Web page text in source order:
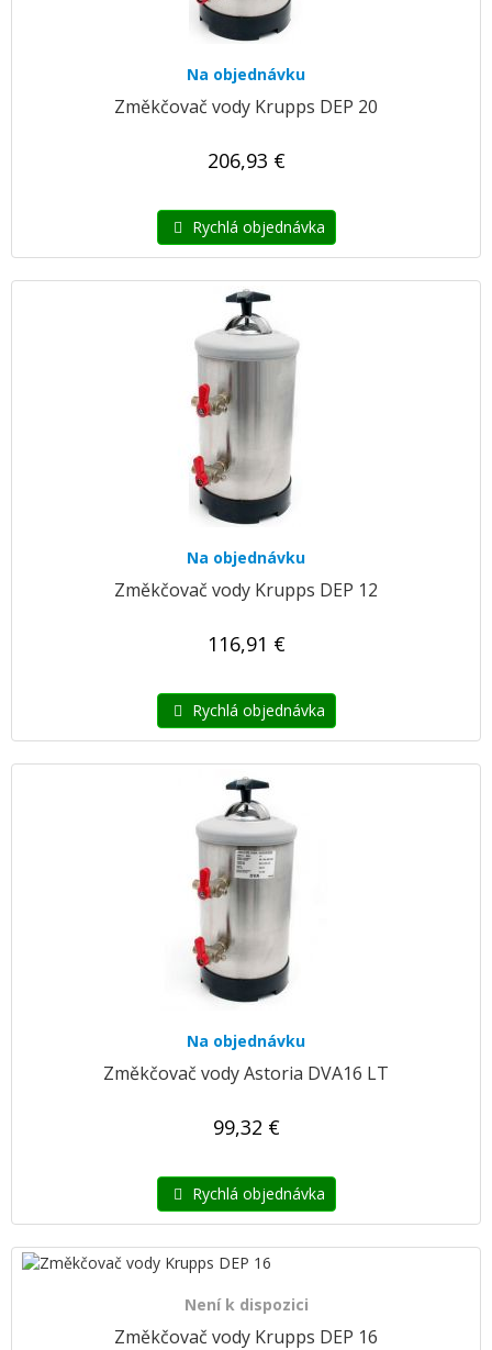
Na objednávku
Změkčovač vody Krupps DEP 20
206,93 €
Rychlá objednávka
Na objednávku
Změkčovač vody Krupps DEP 12
116,91 €
Rychlá objednávka
Na objednávku
Změkčovač vody Astoria DVA16 LT
99,32 €
Rychlá objednávka
Není k dispozici
Změkčovač vody Krupps DEP 16